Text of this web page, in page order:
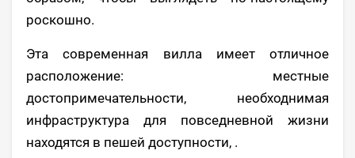
роскошно.
Эта современная вилла имеет отличное
расположение: местные
достопримечательности, необходнимая
инфраструктура для повседневной жизни
находятся в пешей доступности, .